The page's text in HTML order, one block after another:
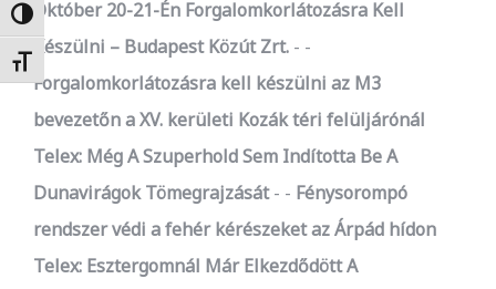
Nagy kontraszt váltása
Betűméret váltása
Október 20-21-Én Forgalomkorlátozásra Kell
Készülni – Budapest Közút Zrt.
-
Forgalomkorlátozásra kell készülni az M3
bevezetőn a XV. kerületi Kozák téri felüljárónál
Telex: Még A Szuperhold Sem Indította Be A
Dunavirágok Tömegrajzását
- Fénysorompó
rendszer védi a fehér kérészeket az Árpád hídon
Telex: Esztergomnál Már Elkezdődött A